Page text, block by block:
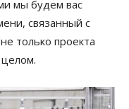
мы будем вас
связанный с
только проекта